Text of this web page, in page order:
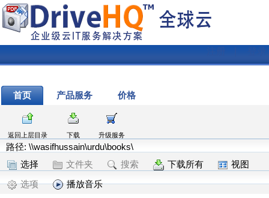
登录
首页 产品服务 价格
返回上层目录 下载 升级服务
路径: \\wasifhussain\urdu\books\
选择
文件夹 搜索 下载所有
视图
选项
播放音乐